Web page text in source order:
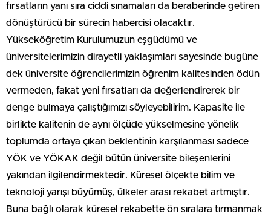
fırsatların yanı sıra ciddi sınamaları da beraberinde getiren
dönüştürücü bir sürecin habercisi olacaktır.
Yükseköğretim Kurulumuzun eşgüdümü ve
üniversitelerimizin dirayetli yaklaşımları sayesinde bugüne
dek üniversite öğrencilerimizin öğrenim kalitesinden ödün
vermeden, fakat yeni fırsatları da değerlendirerek bir
denge bulmaya çalıştığımızı söyleyebilirim. Kapasite ile
birlikte kalitenin de aynı ölçüde yükselmesine yönelik
toplumda ortaya çıkan beklentinin karşılanması sadece
YÖK ve YÖKAK değil bütün üniversite bileşenlerini
yakından ilgilendirmektedir. Küresel ölçekte bilim ve
teknoloji yarışı büyümüş, ülkeler arası rekabet artmıştır.
Buna bağlı olarak küresel rekabette ön sıralara tırmanmak